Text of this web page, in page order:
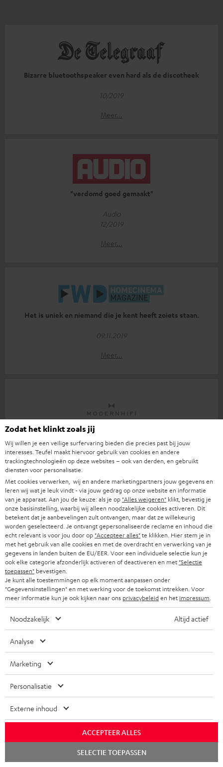
Bizarre bluetoothspeaker even hard als de discotheek
10/2019
Meer...
"verdomd goed gemaakt"
Audio
12/2019
Meer...
Het is uniek en niemand die je kent heeft zoiets staan.
09.11.2019
Meer...
"geen normale bluetooth speaker"
ModernHifi
22.10.2019
Meer...
"luisteren naar 120 decibel"
lowbeats.de
22.10.2019
"De Teufel Power HiFi is groots, in geluid én omvang."
Meer...
Zodat het klinkt zoals jij
Wij willen je een veilige surfervaring bieden die precies past bij jouw
interesses. Teufel maakt hiervoor gebruik van cookies en andere
trackingtechnologieën op deze websites – ook van derden, en gebruikt
diensten voor personalisatie.
Met cookies verwerken, wij en andere marketingpartners jouw gegevens en
leren wij wat je leuk vindt - via jouw gedrag op onze website en informatie
van je apparaat. Aan jou de keuze: als je op "Alles weigeren" klikt, bevestig je
onze basisinstelling, waarbij wij alleen noodzakelijke cookies activeren. Dit
betekent dat je aanbevelingen zult ontvangen, maar dat ze willekeurig
worden geselecteerd. Je ontvangt gepersonaliseerde reclame en inhoud die
echt relevant is voor jou door op "Accepteer alles"te klikken. Hier stem je in
met het gebruik van alle cookies en met de overdracht en verwerking van je
gegevens in landen buiten de EU/EER. Voor een individuele selectie kun je
ook elke categorie afzonderlijk activeren of deactiveren en met "Selectie
toepassen" bevestigen.
Je kunt alle toestemmingen op elk moment aanpassen onder
"Gegevensinstellingen" en met werking voor de toekomst intrekken. Voor
meer informatie kun je ook kijken naar ons privacybeleiden het impressum
Noodzakelijk Altijd actief
Analyse
Marketing
Personalisatie
Externe inhoud
ACCEPTEER ALLES
SELECTIE TOEPASSEN